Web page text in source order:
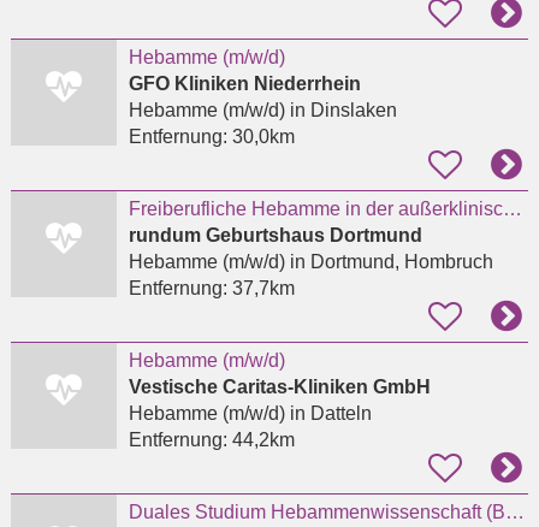
Hebamme (m/w/d)
GFO Kliniken Niederrhein
Hebamme (m/w/d)in Dinslaken
Entfernung: 30,0km
Freiberufliche Hebamme in der außerklinischen Geburtshilfe
rundum Geburtshaus Dortmund
Hebamme (m/w/d)in Dortmund, Hombruch
Entfernung: 37,7km
Hebamme (m/w/d)
Vestische Caritas-Kliniken GmbH
Hebamme (m/w/d)in Datteln
Entfernung: 44,2km
Duales Studium Hebammenwissenschaft (B.Sc.) Sommersemester 2027